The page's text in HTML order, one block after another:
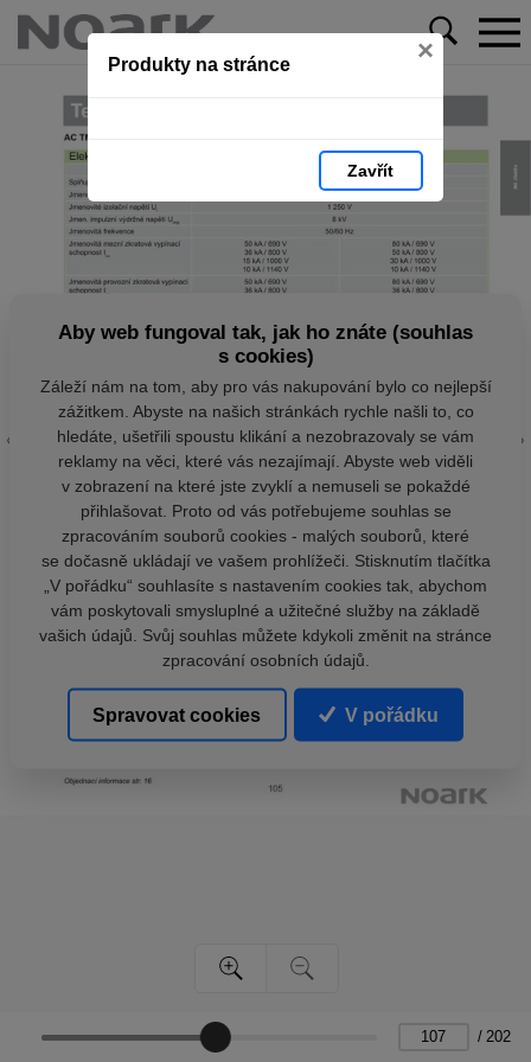
Produkty na stránce ×
Zavřít
/ 202
Aby web fungoval tak, jak ho znáte (souhlas
s cookies)
Záleží nám na tom, aby pro vás nakupování bylo co nejlepší
zážitkem. Abyste na našich stránkách rychle našli to, co
hledáte, ušetřili spoustu klikání a nezobrazovaly se vám
reklamy na věci, které vás nezajímají. Abyste web viděli
v zobrazení na které jste zvyklí a nemuseli se pokaždé
přihlašovat. Proto od vás potřebujeme souhlas se
zpracováním souborů cookies - malých souborů, které
se dočasně ukládají ve vašem prohlížeči. Stisknutím tlačítka
„V pořádku“ souhlasíte s nastavením cookies tak, abychom
vám poskytovali smysluplné a užitečné služby na základě
vašich údajů. Svůj souhlas můžete kdykoli změnit na stránce
zpracování osobních údajů.
Spravovat cookies V pořádku